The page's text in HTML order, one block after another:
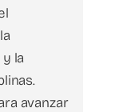
la
avanzar